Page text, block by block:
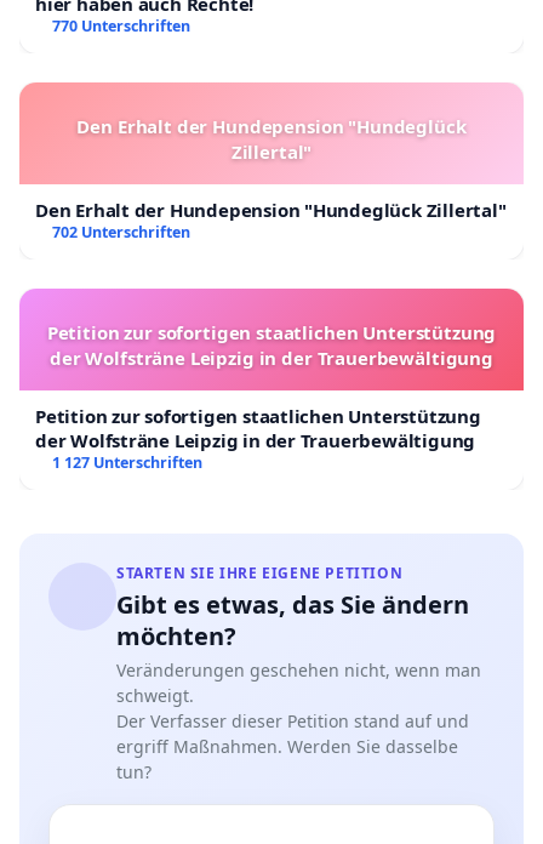
770 Unterschriften
Den Erhalt der Hundepension "Hundeglück
Zillertal"
Den Erhalt der Hundepension "Hundeglück Zillertal"
702 Unterschriften
Petition zur sofortigen staatlichen Unterstützung
der Wolfsträne Leipzig in der Trauerbewältigung
Petition zur sofortigen staatlichen Unterstützung
der Wolfsträne Leipzig in der Trauerbewältigung
1 127 Unterschriften
STARTEN SIE IHRE EIGENE PETITION
Gibt es etwas, das Sie ändern
möchten?
Veränderungen geschehen nicht, wenn man
schweigt.
Der Verfasser dieser Petition stand auf und
ergriff Maßnahmen. Werden Sie dasselbe
tun?